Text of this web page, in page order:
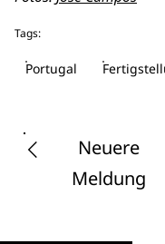
Tags:
Portugal
Neuere
Meldung